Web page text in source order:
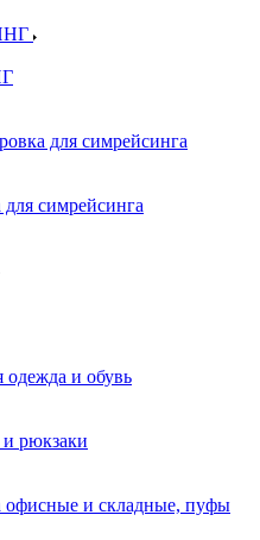
для симрейсинга
для симрейсинга
одежда и обувь
рюкзаки
офисные и складные, пуфы